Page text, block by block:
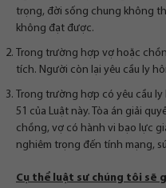
trọng, đời sống chung không
không đạt được.
Trong trường hợp vợ hoặc
tích. Người còn lại yêu cầu ly
Trong trường hợp có yêu cầu
51 của Luật này. Tòa án giải
chồng, vợ có hành vi bạo lực
nghiêm trọng đến tính mạng,
Cụ thể luật sư chúng tôi sẽ